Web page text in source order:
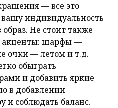
— все это
индивидуальность
Не стоит также
акценты: шарфы —
очки — летом и т.д.
обыграть
и добавить яркие
в добавлении
и соблюдать баланс.